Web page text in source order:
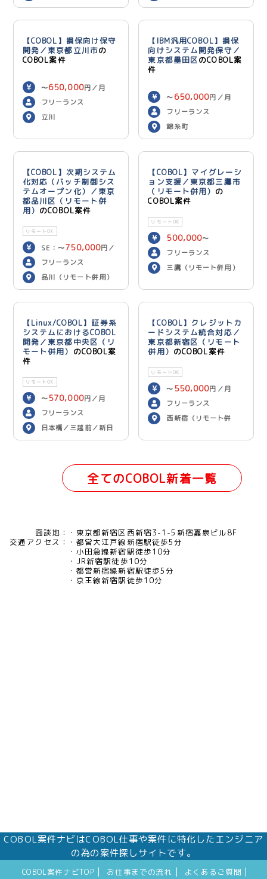
【COBOL】損保向け保守
開発／東京都立川市の
COBOL案件
〜650,000円／月
フリーランス
立川
【IBM汎用COBOL】損保
向けシステム開発保守／
東京都墨田区のCOBOL案
件
〜 650,000円／月
フリーランス
錦糸町
【COBOL】次期システム
化対応（バッチ制御シス
テムオープン化）／東京
都品川区（リモート併
用） のCOBOL案件
リモートOK
SE：〜750,000円／
月 PG：〜700,000
／月
フリーランス
品川（リモート併用）
【COBOL】マイグレーシ
ョン支援／東京都三鷹市
（リモート併用） の
COBOL案件
リモートOK
500,000〜
600,000 円／月
フリーランス
三鷹（リモート併用）
【Linux/COBOL】証券系
システムにおけるCOBOL
開発／東京都中央区（リ
モート併用） のCOBOL案
件
リモートOK
〜 570,000円／月
フリーランス
日本橋／三越前／新日
本橋（リモート併用）
【COBOL】クレジットカ
ードシステム統合対応／
東京都新宿区（リモート
併用） のCOBOL案件
リモートOK
〜 550,000円／月
フリーランス
西新宿（リモート併
全てのCOBOL新着一覧
面談地：
東京都新宿区西新宿3-1-5新宿嘉泉ビル8F
交通アクセス：
都営大江戸線新宿駅徒歩5分
小田急線新宿駅徒歩10分
JR新宿駅徒歩10分
都営新宿線新宿駅徒歩5分
京王線新宿駅徒歩10分
COBOL案件ナビはCOBOL仕事や案件に特化したエンジニア
の為の案件探しサイトです。
COBOL案件ナビTOP お仕事までの流れ よくあるご質問